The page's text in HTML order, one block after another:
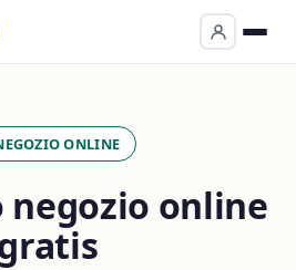
ONLINE
negozio online